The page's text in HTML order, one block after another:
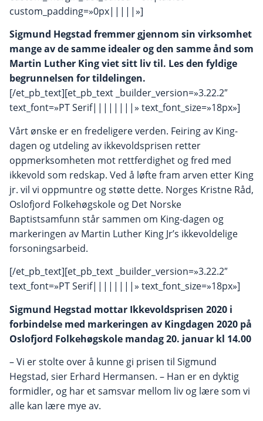
custom_padding=»0px|||||»]
Sigmund Hegstad fremmer gjennom sin virksomhet
mange av de samme idealer og den samme ånd som
Martin Luther King viet sitt liv til. Les den fyldige
begrunnelsen for tildelingen.
[/et_pb_text][et_pb_text _builder_version=»3.22.2″
text_font=»PT Serif||||||||» text_font_size=»18px»]
Vårt ønske er en fredeligere verden. Feiring av King-
dagen og utdeling av ikkevoldsprisen retter
oppmerksomheten mot rettferdighet og fred med
ikkevold som redskap. Ved å løfte fram arven etter King
jr. vil vi oppmuntre og støtte dette. Norges Kristne Råd,
Oslofjord Folkehøgskole og Det Norske
Baptistsamfunn står sammen om King-dagen og
markeringen av Martin Luther King Jr’s ikkevoldelige
forsoningsarbeid.
[/et_pb_text][et_pb_text _builder_version=»3.22.2″
text_font=»PT Serif||||||||» text_font_size=»18px»]
Sigmund Hegstad mottar Ikkevoldsprisen 2020 i
forbindelse med markeringen av Kingdagen 2020 på
Oslofjord Folkehøgskole mandag 20. januar kl 14.00
– Vi er stolte over å kunne gi prisen til Sigmund
Hegstad, sier Erhard Hermansen. – Han er en dyktig
formidler, og har et samsvar mellom liv og lære som vi
alle kan lære mye av.